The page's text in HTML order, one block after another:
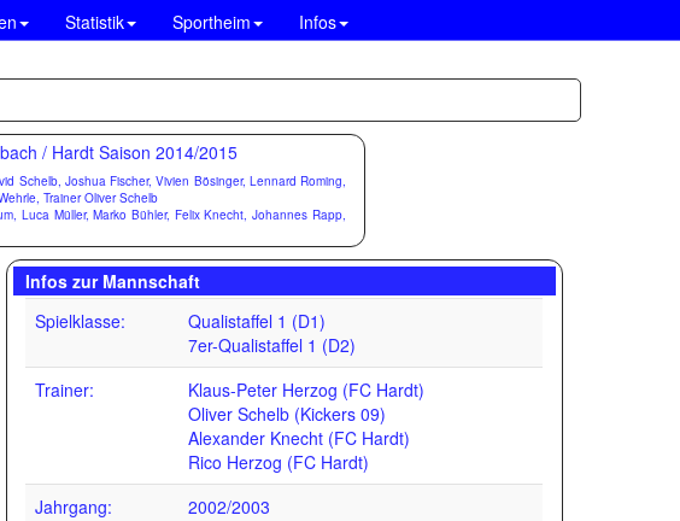
Statistik Sportheim Infos
Schelb, Joshua Fischer, Vivien Bösinger, Lennard Roming,
Trainer Oliver Schelb
Luca Müller, Marko Bühler, Felix Knecht, Johannes Rapp,
Infos zur Mannschaft
Spielklasse:
Qualistaffel 1 (D1)
7er-Qualistaffel 1 (D2)
Trainer:
Klaus-Peter Herzog (FC Hardt)
Oliver Schelb (Kickers 09)
Alexander Knecht (FC Hardt)
Rico Herzog (FC Hardt)
Jahrgang:
2002/2003